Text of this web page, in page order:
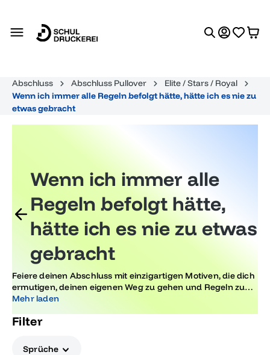
Abschluss Abschluss Pullover
Elite / Stars / Royal
Wenn ich immer alle Regeln befolgt hätte, hätte ich es nie zu
etwas gebracht
Wenn ich immer alle
Regeln befolgt hätte,
hätte ich es nie zu etwas
gebracht
Feiere deinen Abschluss mit einzigartigen Motiven, die dich
ermutigen, deinen eigenen Weg zu gehen und Regeln zu
brechen. Diese kreativen Designs sind perfekt, um deine
zelebrieren.
Mehr laden
Filter
Sprüche